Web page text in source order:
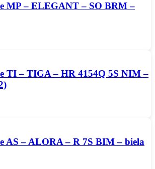
MP – ELEGANT – SO BRM –
TI – TIGA – HR 4154Q 5S NIM –
AS – ALORA – R 7S BIM – biela